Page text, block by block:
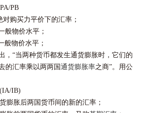
买力平价下的汇率；
价水平；
价水平；
，“当两种货币都发生通货膨胀时，它们的
的汇率乘以两两国通货膨胀率之商”。用公
IB)
胀后两国货币间的新的汇率；